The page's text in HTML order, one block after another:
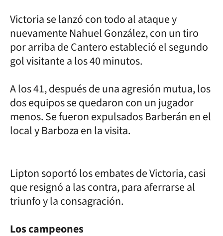
Victoria se lanzó con todo al ataque y
nuevamente Nahuel González, con un tiro
por arriba de Cantero estableció el segundo
gol visitante a los 40 minutos.
A los 41, después de una agresión mutua, los
dos equipos se quedaron con un jugador
menos. Se fueron expulsados Barberán en el
local y Barboza en la visita.
Lipton soportó los embates de Victoria, casi
que resignó a las contra, para aferrarse al
triunfo y la consagración.
Los campeones